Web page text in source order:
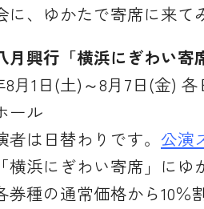
に、ゆかたで寄席に来て
月興行「横浜にぎわい
8月1日(土)～8月7日(金) 各
ール
は日替わりです。 公演
横浜にぎわい寄席」にゆ
券種の通常価格から10％